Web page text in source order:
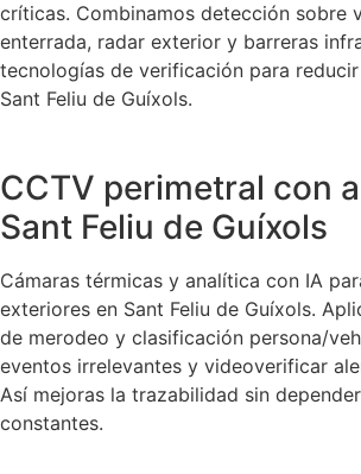
críticas. Combinamos detección sobre
enterrada, radar exterior y barreras
tecnologías de verificación para
Sant Feliu de Guíxols.
CCTV perimetral con
Sant Feliu de Guíxols
Cámaras térmicas y analítica con IA
exteriores en Sant Feliu de Guíxols.
de merodeo y clasificación persona/
eventos irrelevantes y videoverificar
Así mejoras la trazabilidad sin
constantes.